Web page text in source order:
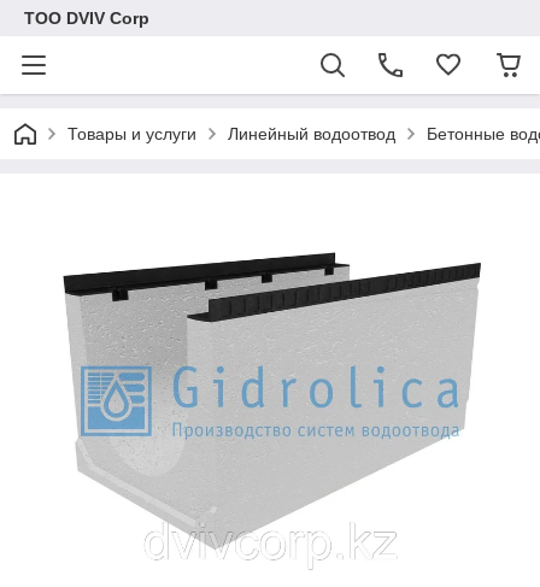
ТОО DVIV Corp
Товары и услуги Линейный водоотвод Бетонные